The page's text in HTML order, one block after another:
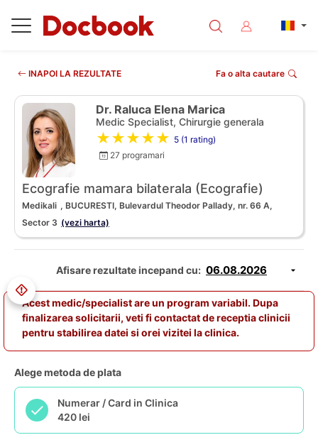
INAPOI LA REZULTATE Fa o alta cautare
Dr. Raluca Elena Marica
Medic Specialist, Chirurgie generala
★★★★★ 5 (1 rating)
27 programari
Ecografie mamara bilaterala (Ecografie)
Medikali , BUCURESTI, Bulevardul Theodor Pallady, nr. 66 A,
Sector 3 (vezi harta)
Afisare rezultate incepand cu:
Acest medic/specialist are un program variabil. Dupa
finalizarea solicitarii, veti fi contactat de receptia clinicii
pentru stabilirea datei si orei vizitei la clinica.
Alege metoda de plata
Numerar / Card in Clinica
420 lei